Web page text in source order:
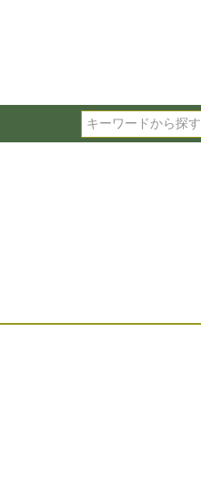
検索
選択した項目全
タイプ、カラー